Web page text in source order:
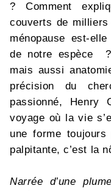
? Comment
couverts de
ménopause est-
de notre espèce ?
mais aussi
précision du
passionné, Henry
voyage où la vie
une forme
palpitante, c’est la
Narrée d’une